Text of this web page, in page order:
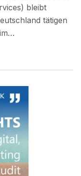
bleibt
tätigen